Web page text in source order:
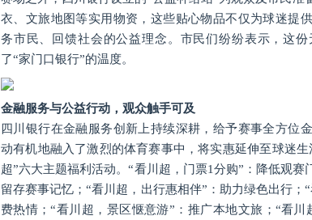
衣、文旅地图等实用物资，这些贴心物品不仅为球迷提
务市民、回馈社会的公益理念。 市民们纷纷表示，这
了“家门口银行”的温度。
金融服务与公益行动，观众触手可及
四川银行在金融服务创新上持续深耕，给予赛事全方位
动有机地融入了激烈的体育赛事中，将实惠延伸至球迷生
超”六大主题福利活动。“看川超，门票1分购”：降低观赛
留存赛事记忆；“看川超，出行惠相伴”：助力绿色出行；
费热情；“看川超，景区惬意游”：推广本地文旅；“看